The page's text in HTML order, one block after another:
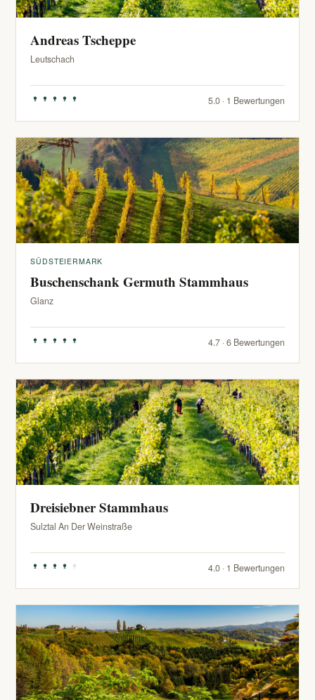
Andreas Tscheppe
Leutschach
5.0 · 1 Bewertungen
SÜDSTEIERMARK
Buschenschank Germuth Stammhaus
Glanz
4.7 · 6 Bewertungen
Dreisiebner Stammhaus
Sulztal An Der Weinstraße
4.0 · 1 Bewertungen